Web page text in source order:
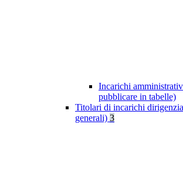
Incarichi
pubblicare in tabelle)
Titolari di incarichi
generali) 3